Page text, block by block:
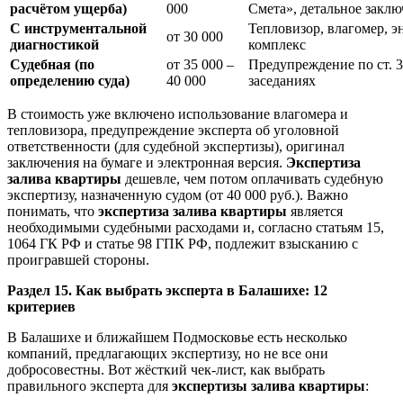
расчётом ущерба)
000
Смета», детальное
С инструментальной
диагностикой
от 30 000
Тепловизор, влагомер,
комплекс
Судебная (по
определению суда)
от 35 000 –
40 000
Предупреждение по ст.
заседаниях
В стоимость уже включено использование влагомера и
тепловизора, предупреждение эксперта об уголовной
ответственности (для судебной экспертизы), оригинал
заключения на бумаге и электронная версия. Экспертиза
залива квартиры дешевле, чем потом оплачивать судебную
экспертизу, назначенную судом (от 40 000 руб.). Важно
понимать, что экспертиза залива квартиры является
необходимыми судебными расходами и, согласно статьям 15,
1064 ГК РФ и статье 98 ГПК РФ, подлежит взысканию с
проигравшей стороны.
Раздел 15. Как выбрать эксперта в Балашихе: 12
критериев
В Балашихе и ближайшем Подмосковье есть несколько
компаний, предлагающих экспертизу, но не все они
добросовестны. Вот жёсткий чек-лист, как выбрать
правильного эксперта для экспертизы залива квартиры: